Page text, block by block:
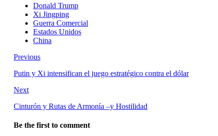
Donald Trump
Xi Jingping
Guerra Comercial
Estados Unidos
China
Previous
Putin y Xi intensifican el juego estratégico contra el dólar
Next
Cinturón y Rutas de Armonía –y Hostilidad
Be the first to comment